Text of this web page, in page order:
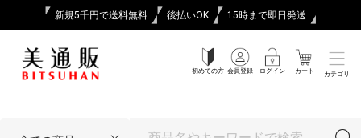
新規5千円で送料無料 後払いOK 15時まで即日発送
初めての方 会員登録 ログイン カート カテゴリ